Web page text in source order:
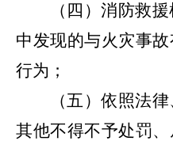
（四）消防救
中发现的与火灾事
行为；
（五）依照法律
其他不得不予处罚